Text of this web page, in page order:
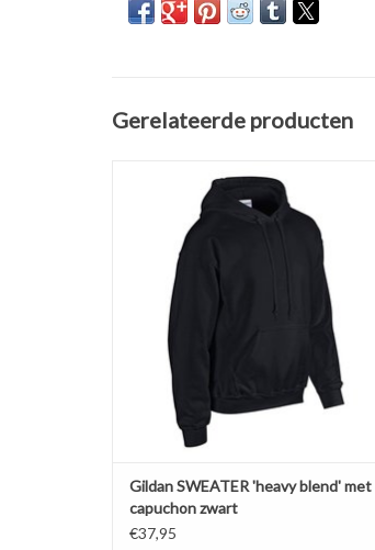
Gerelateerde producten
het merk Gildan. Verkrijgbaar in de maten S
t/m 5XL in zes klassieke kleuren.
Gemaakt van 50% katoen en 50% polyester
270 gr/m2. Regular fit.
Voorgekrompen met kangaroezak voor.
Dubbel doorgestikt op armsgaten,
TOEVOEGEN AAN WINKELWAGEN
Gildan SWEATER 'heavy blend' met
capuchon zwart
€37,95